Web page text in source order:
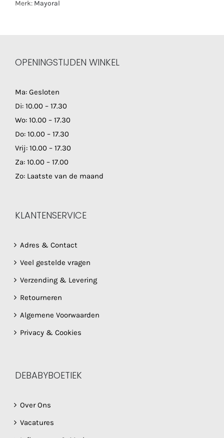
Merk: Mayoral
OPENINGSTIJDEN WINKEL
Ma: Gesloten
Di: 10.00 – 17.30
Wo: 10.00 – 17.30
Do: 10.00 – 17.30
Vrij: 10.00 – 17.30
Za: 10.00 – 17.00
Zo: Laatste van de maand
KLANTENSERVICE
Adres & Contact
Veel gestelde vragen
Verzending & Levering
Retourneren
Algemene Voorwaarden
Privacy & Cookies
DEBABYBOETIEK
Over Ons
Vacatures